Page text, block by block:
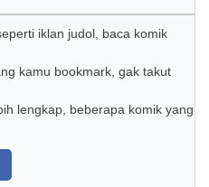
iklan judol, baca komik
kamu bookmark, gak takut
lengkap, beberapa komik yang